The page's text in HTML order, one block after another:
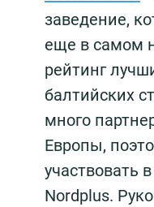
заведение,
еще в самом
рейтинг
балтийских
много
Европы,
участвовать
Nordplus.